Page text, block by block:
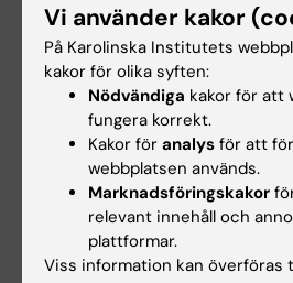
Länkar
"A whole-brain atlas of
targeting four different cell
prefrontal cortex of the mouse"
Tags
Neurovetenskap
Vi använder kakor
På Karolinska Institutets
kakor för olika syften:
Nödvändiga kakor för att
fungera korrekt.
Kakor för analys för att
webbplatsen används.
Marknadsföringskakor
relevant innehåll och
plattformar.
Viss information kan överföras